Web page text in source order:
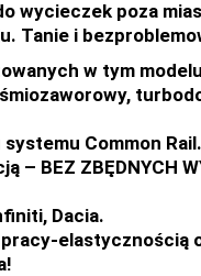
wycieczek poza
Tanie i
w tym
Common Rail.
BEZ ZBĘDNYCH
Dacia.
elastycznością